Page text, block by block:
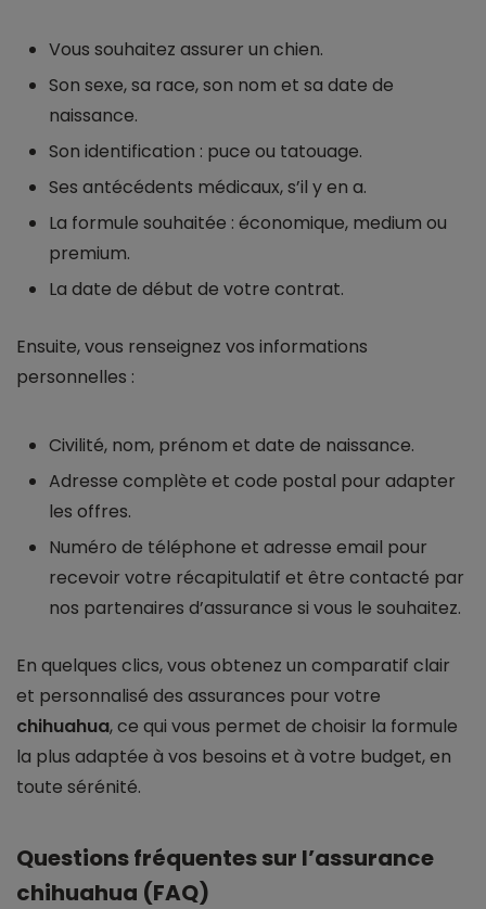
Vous souhaitez assurer un chien.
Son sexe, sa race, son nom et sa date de
naissance.
Son identification : puce ou tatouage.
Ses antécédents médicaux, s’il y en a.
La formule souhaitée : économique, medium ou
premium.
La date de début de votre contrat.
Ensuite, vous renseignez vos informations
personnelles :
Civilité, nom, prénom et date de naissance.
Adresse complète et code postal pour adapter
les offres.
Numéro de téléphone et adresse email pour
recevoir votre récapitulatif et être contacté par
nos partenaires d’assurance si vous le souhaitez.
En quelques clics, vous obtenez un comparatif clair
et personnalisé des assurances pour votre
chihuahua, ce qui vous permet de choisir la formule
la plus adaptée à vos besoins et à votre budget, en
toute sérénité.
Questions fréquentes sur l’assurance
chihuahua (FAQ)